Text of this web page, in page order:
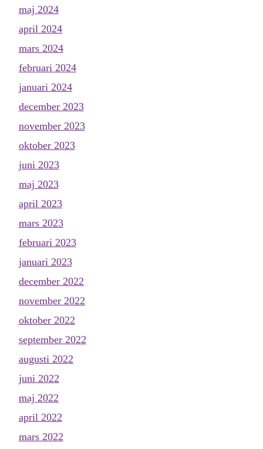
maj 2024
april 2024
mars 2024
februari 2024
januari 2024
december 2023
november 2023
oktober 2023
juni 2023
maj 2023
april 2023
mars 2023
februari 2023
januari 2023
december 2022
november 2022
oktober 2022
september 2022
augusti 2022
juni 2022
maj 2022
april 2022
mars 2022